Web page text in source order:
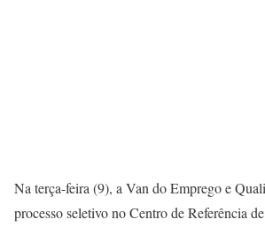
Na terça-feira (9), a Van do Emprego e
processo seletivo no Centro de Referência